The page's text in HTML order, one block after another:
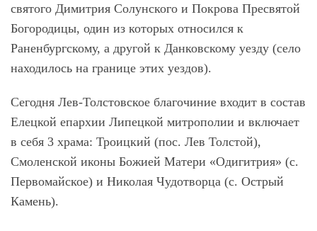
святого Димитрия Солунского и Покрова Пресвятой
Богородицы, один из которых относился к
Раненбургскому, а другой к Данковскому уезду (село
находилось на границе этих уездов).
Сегодня Лев-Толстовское благочиние входит в состав
Елецкой епархии Липецкой митрополии и включает
в себя 3 храма: Троицкий (пос. Лев Толстой),
Смоленской иконы Божией Матери «Одигитрия» (с.
Первомайское) и Николая Чудотворца (с. Острый
Камень).